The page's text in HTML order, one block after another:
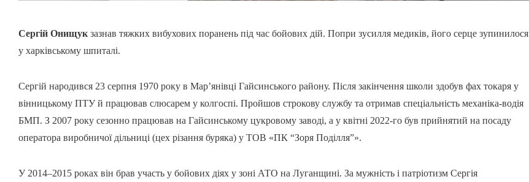
Сергій Онищук зазнав тяжких вибухових поранень під час бойових дій. Попри зусилля медиків, його серце зупинилося
у харківському шпиталі.
Сергій народився 23 серпня 1970 року в Мар’янівці Гайсинського району. Після закінчення школи здобув фах токаря у
вінницькому ПТУ й працював слюсарем у колгоспі. Пройшов строкову службу та отримав спеціальність механіка-водія
БМП. З 2007 року сезонно працював на Гайсинському цукровому заводі, а у квітні 2022-го був прийнятий на посаду
оператора виробничої дільниці (цех різання буряка) у ТОВ «ПК “Зоря Поділля”».
У 2014–2015 роках він брав участь у бойових діях у зоні АТО на Луганщині. За мужність і патріотизм Сергія